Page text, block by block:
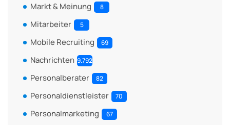
Markt & Meinung 8
Mitarbeiter 5
Mobile Recruiting 69
Nachrichten 9.792
Personalberater 82
Personaldienstleister 70
Personalmarketing 67